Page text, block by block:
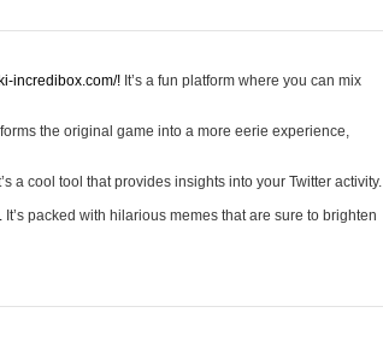
incredibox.com/! It’s a fun platform where you can mix
the original game into a more eerie experience,
a cool tool that provides insights into your Twitter activity.
It’s packed with hilarious memes that are sure to brighten